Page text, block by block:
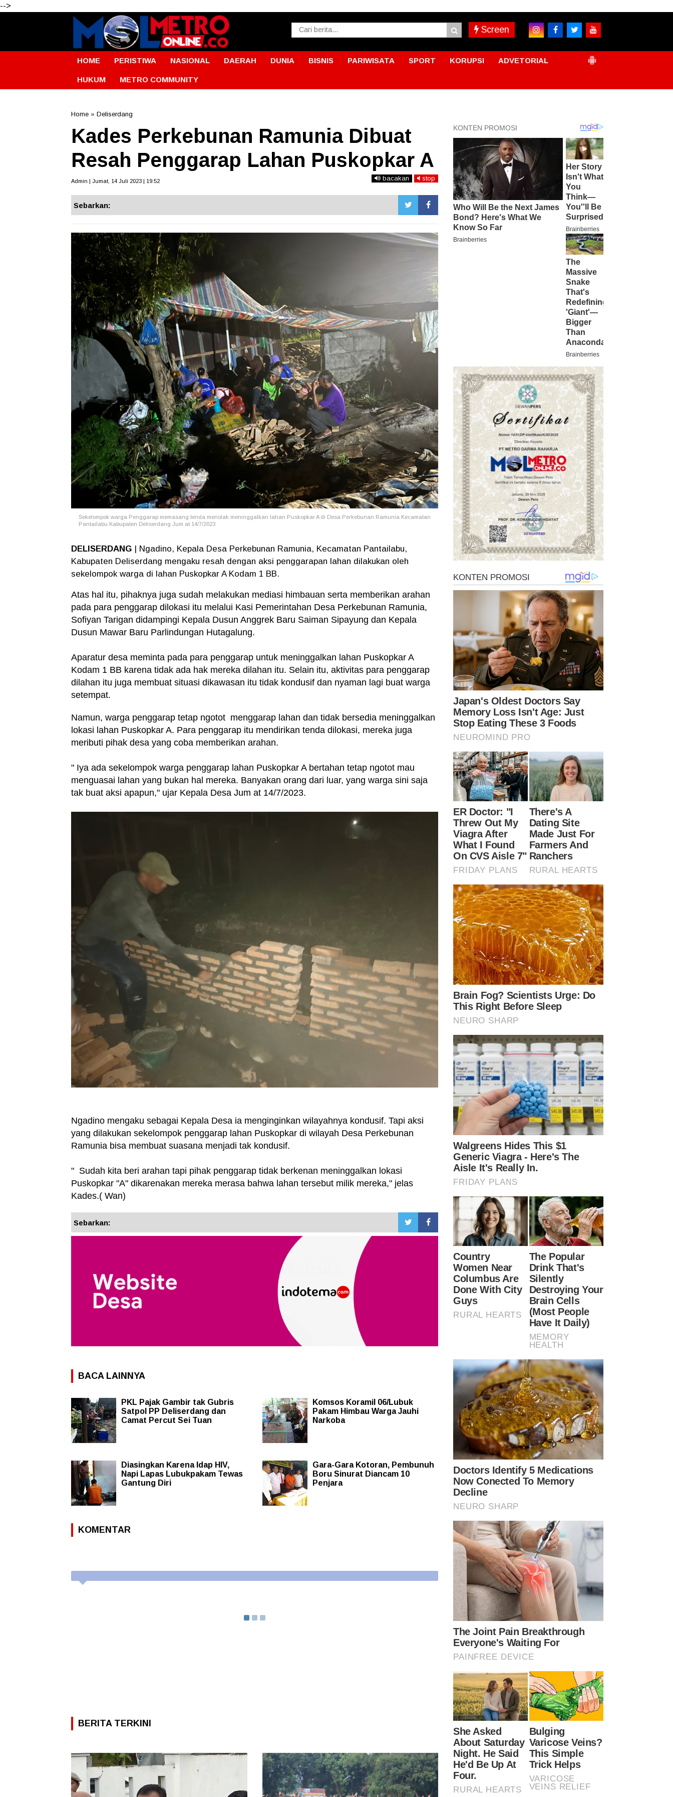
-->
Screen
HOME PERISTIWA NASIONAL DAERAH DUNIA BISNIS PARIWISATA SPORT KORUPSI ADVETORIAL
HUKUM METRO COMMUNITY
Home » Deliserdang
Kades Perkebunan Ramunia Dibuat
Resah Penggarap Lahan Puskopkar A
Admin | Jumat, 14 Juli 2023 | 19:52 bacakan stop
Sebarkan:
Sekelompok warga Penggarap memasang tenda menolak meninggalkan lahan Puskopkar A di Desa Perkebunan Ramunia Kecamatan
Pantailabu Kabupaten Deliserdang Jum at 14/7/2023
DELISERDANG | Ngadino, Kepala Desa Perkebunan Ramunia, Kecamatan Pantailabu,
Kabupaten Deliserdang mengaku resah dengan aksi penggarapan lahan dilakukan oleh
sekelompok warga di lahan Puskopkar A Kodam 1 BB.
Atas hal itu, pihaknya juga sudah melakukan mediasi himbauan serta memberikan arahan
pada para penggarap dilokasi itu melalui Kasi Pemerintahan Desa Perkebunan Ramunia,
Sofiyan Tarigan didampingi Kepala Dusun Anggrek Baru Saiman Sipayung dan Kepala
Dusun Mawar Baru Parlindungan Hutagalung.
Aparatur desa meminta pada para penggarap untuk meninggalkan lahan Puskopkar A
Kodam 1 BB karena tidak ada hak mereka dilahan itu. Selain itu, aktivitas para penggarap
dilahan itu juga membuat situasi dikawasan itu tidak kondusif dan nyaman lagi buat warga
setempat.
Namun, warga penggarap tetap ngotot menggarap lahan dan tidak bersedia meninggalkan
lokasi lahan Puskopkar A. Para penggarap itu mendirikan tenda dilokasi, mereka juga
meributi pihak desa yang coba memberikan arahan.
" Iya ada sekelompok warga penggarap lahan Puskopkar A bertahan tetap ngotot mau
menguasai lahan yang bukan hal mereka. Banyakan orang dari luar, yang warga sini saja
tak buat aksi apapun," ujar Kepala Desa Jum at 14/7/2023.
Ngadino mengaku sebagai Kepala Desa ia menginginkan wilayahnya kondusif. Tapi aksi
yang dilakukan sekelompok penggarap lahan Puskopkar di wilayah Desa Perkebunan
Ramunia bisa membuat suasana menjadi tak kondusif.
" Sudah kita beri arahan tapi pihak penggarap tidak berkenan meninggalkan lokasi
Puskopkar "A" dikarenakan mereka merasa bahwa lahan tersebut milik mereka," jelas
Kades.( Wan)
Sebarkan:
BACA LAINNYA
PKL Pajak Gambir tak Gubris
Satpol PP Deliserdang dan
Camat Percut Sei Tuan
Komsos Koramil 06/Lubuk
Pakam Himbau Warga Jauhi
Narkoba
Diasingkan Karena Idap HIV,
Napi Lapas Lubukpakam Tewas
Gantung Diri
Gara-Gara Kotoran, Pembunuh
Boru Sinurat Diancam 10
Penjara
KOMENTAR
BERITA TERKINI